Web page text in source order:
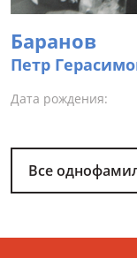
Баранов
Петр
Дата рождения:
Все